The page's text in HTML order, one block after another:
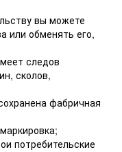
вы можете
или обменять его,
следов
сколов,
фабричная
потребительские